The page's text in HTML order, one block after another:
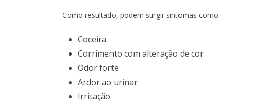
Como resultado, podem surgir sintomas como:
Coceira
Corrimento com alteração de cor
Odor forte
Ardor ao urinar
Irritação